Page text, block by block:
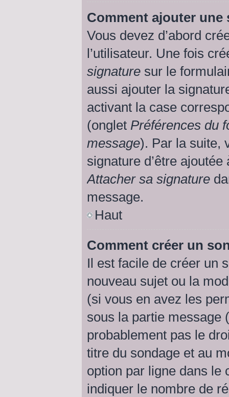
Comment ajouter une
Vous devez d’abord
l’utilisateur. Une fois
signature sur le
aussi ajouter la
activant la case
(onglet Préférences du
message). Par la suite,
signature d’être
Attacher sa signature
message.
Haut
Comment créer un
Il est facile de créer un
nouveau sujet ou la
(si vous en avez les
sous la partie message
probablement pas le
titre du sondage et au
option par ligne dans le
indiquer le nombre de